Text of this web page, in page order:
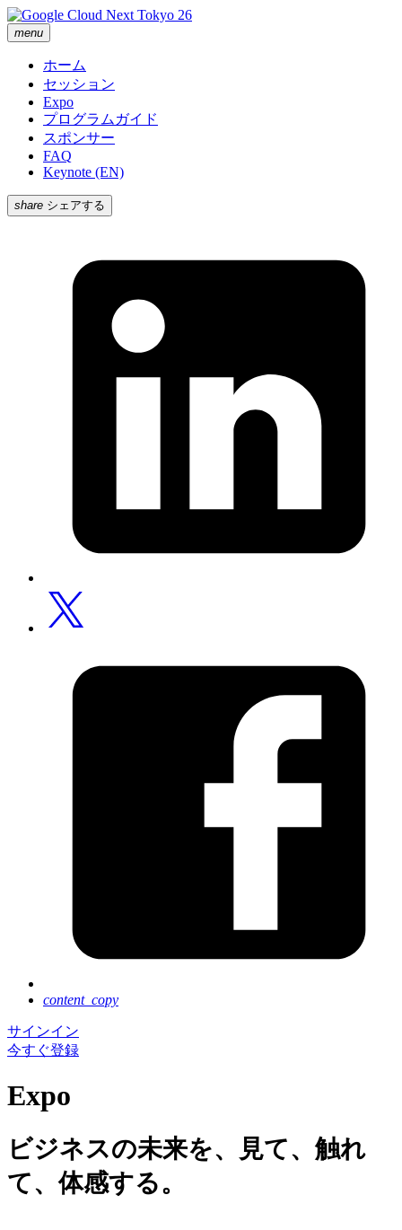
menu
ホーム
セッション
Expo
プログラムガイド
スポンサー
FAQ
Keynote (EN)
share シェアする
content_copy
サインイン
今すぐ登録
Expo
ビジネスの未来を、見て、触れ
て、体感する。